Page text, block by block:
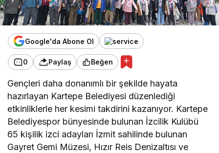
Google'da Abone Ol
0 Paylaş Beğen
Gençleri daha donanımlı bir şekilde hayata
hazırlayan Kartepe Belediyesi düzenlediği
etkinliklerle her kesimi takdirini kazanıyor. Kartepe
Belediyespor bünyesinde bulunan İzcilik Kulübü
65 kişilik izci adayları İzmit sahilinde bulunan
Gayret Gemi Müzesi, Hızır Reis Denizaltısı ve